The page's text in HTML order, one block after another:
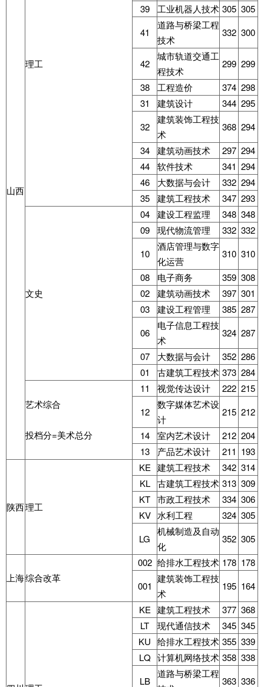
山西
理工
39 工业机器人技术 305 305
41
道路与桥梁工程
技术
332 300
42
城市轨道交通工
程技术
299 299
38
工程造价 374 298
31
建筑设计 344 295
32
建筑装饰工程技
术
368 294
34
建筑动画技术 297 294
44
软件技术 341 294
46
大数据与会计 332 294
35
建筑工程技术 347 293
文史
04 建设工程监理 348 348
09
现代物流管理 332 332
10
酒店管理与数字
化运营
310 310
08
电子商务 359 308
02
建筑动画技术 397 301
03
建设工程管理 385 287
06
电子信息工程技
术
324 287
07
大数据与会计 352 286
01
古建筑工程技术 373 284
艺术综合
投档分=美术总分
11 视觉传达设计 222 215
12
数字媒体艺术设
计
215 212
14
室内艺术设计 212 204
13
产品艺术设计 211 193
陕西理工
KE 建筑工程技术 342 314
KL 古建筑工程技术 313 309
KT 市政工程技术 334 306
KV 水利工程 324 305
LG
机械制造及自动
化
352 305
上海综合改革
002 给排水工程技术 178 178
001
建筑装饰工程技
术
195 164
KE 建筑工程技术 377 368
LT
现代通信技术 345 345
KU 给排水工程技术 355 339
LQ 计算机网络技术 358 338
LB
道路与桥梁工程
363 336